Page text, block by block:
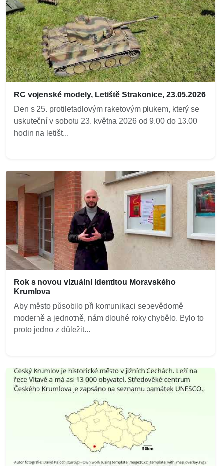
RC vojenské modely, Letiště Strakonice, 23.05.2026
Den s 25. protiletadlovým raketovým plukem, který se
uskuteční v sobotu 23. května 2026 od 9.00 do 13.00
hodin na letišt...
Rok s novou vizuální identitou Moravského
Krumlova
Aby město působilo při komunikaci sebevědomě,
moderně a jednotně, nám dlouhé roky chybělo. Bylo to
proto jedno z důležit...